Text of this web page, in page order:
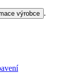
výrobce .